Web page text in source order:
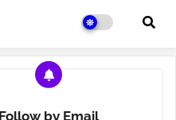
Follow by Email